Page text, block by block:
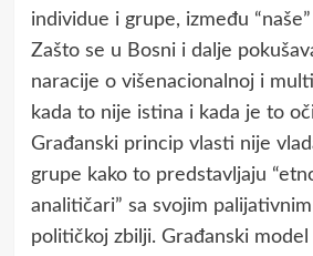
individue i grupe, između
Zašto se u Bosni i dalje
naracije o višenacionalnoj i
kada to nije istina i kada je to
Građanski princip vlasti nije
grupe kako to predstavljaju
analitičari” sa svojim
političkoj zbilji. Građanski model